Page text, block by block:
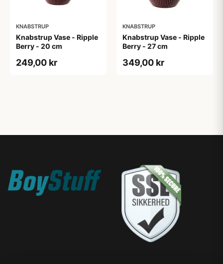
KNABSTRUP
Knabstrup Vase - Ripple
Berry - 20 cm
249,00 kr
KNABSTRUP
Knabstrup Vase - Ripple
Berry - 27 cm
349,00 kr